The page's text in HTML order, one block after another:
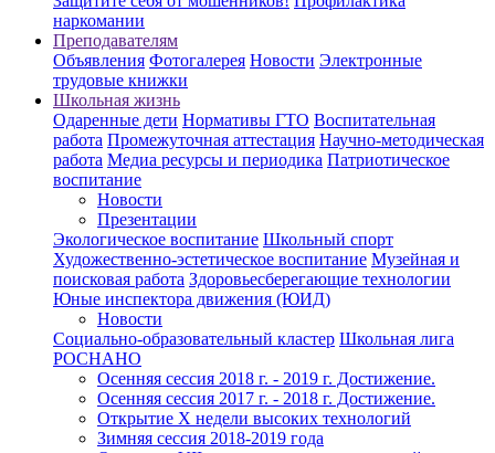
наркомании
Преподавателям
Объявления Фотогалерея Новости Электронные
трудовые книжки
Школьная жизнь
Одаренные дети Нормативы ГТО Воспитательная
работа Промежуточная аттестация Научно-методическая
работа Медиа ресурсы и периодика Патриотическое
воспитание
Новости
Презентации
Экологическое воспитание Школьный спорт
Художественно-эстетическое воспитание Музейная и
поисковая работа Здоровьесберегающие технологии
Юные инспектора движения (ЮИД)
Новости
Социально-образовательный кластер Школьная лига
РОСНАНО
Осенняя сессия 2018 г. - 2019 г. Достижение.
Осенняя сессия 2017 г. - 2018 г. Достижение.
Открытие X недели высоких технологий
Зимняя сессия 2018-2019 года